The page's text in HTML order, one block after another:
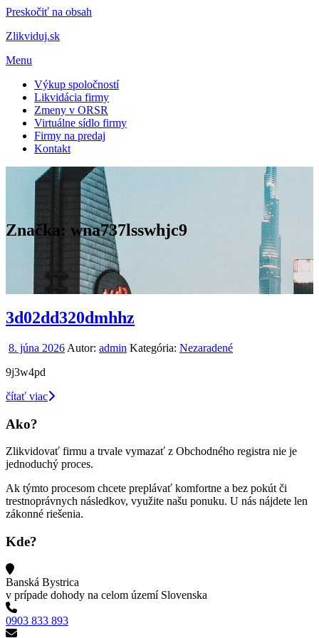
Preskočiť na obsah
Zlikviduj.sk
Menu
Výkup spoločností
Likvidácia firmy
Zmeny v ORSR
Virtuálne sídlo firmy
Firmy na predaj
Kontakt
Značka: wna737lsswhjc9
3d02dd320dmhhz
8. júna 2026 Autor: admin Kategória: Nezaradené
9j3w4pd
čítať viac
Ako?
Zlikvidovať firmu a trvale vymazať z Obchodného registra nie je
jednoduchý proces.
Ak týmto procesom chcete preplávať komfortne a bez pokút či
trestnoprávnych následkov, využite našu ponuku. U nás nájdete len
zákonné riešenia.
Kde?
Banská Bystrica
v prípade dohody na celom území Slovenska
0903 833 893